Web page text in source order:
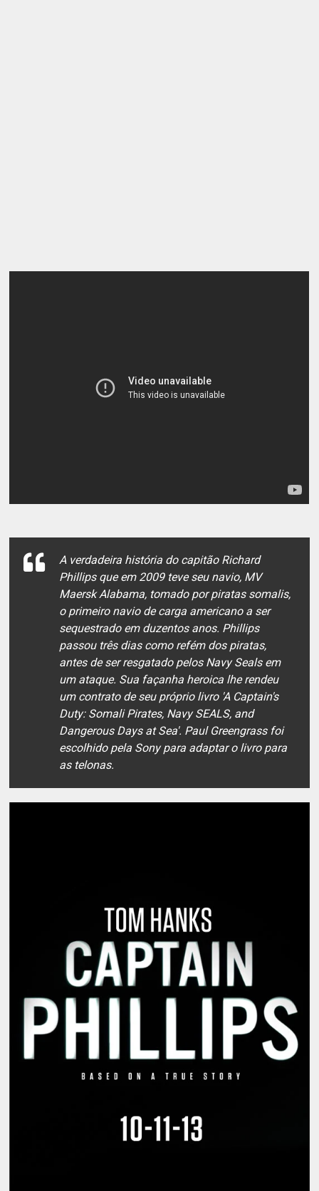
A verdadeira história do capitão Richard
Phillips que em 2009 teve seu navio, MV
Maersk Alabama, tomado por piratas somalis,
o primeiro navio de carga americano a ser
sequestrado em duzentos anos. Phillips
passou três dias como refém dos piratas,
antes de ser resgatado pelos Navy Seals em
um ataque. Sua façanha heroica lhe rendeu
um contrato de seu próprio livro 'A Captain's
Duty: Somali Pirates, Navy SEALS, and
Dangerous Days at Sea'. Paul Greengrassfoi
escolhido pela Sony para adaptar o livro para
as telonas.